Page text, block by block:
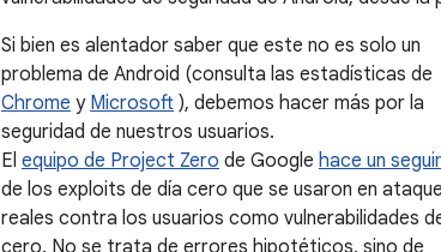
Si bien es alentador saber que este no es solo un
problema de Android (consulta las estadísticas de
Chrome y Microsoft ), debemos hacer más por la
seguridad de nuestros usuarios.
El equipo de Project Zero de Google hace un
de los exploits de día cero que se usaron en
reales contra los usuarios como vulnerabilidades
cero. No se trata de errores hipotéticos, sino de